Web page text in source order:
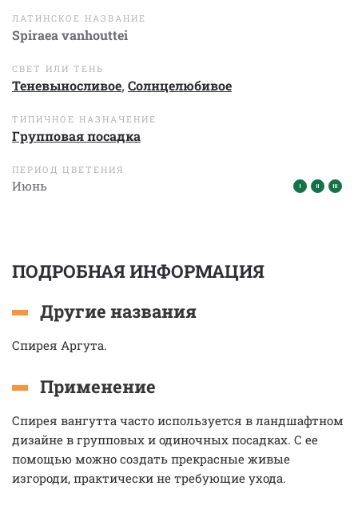
ЛАТИНСКОЕ НАЗВАНИЕ
Spiraea vanhouttei
СВЕТ ИЛИ ТЕНЬ
Теневыносливое, Солнцелюбивое
ТИПИЧНОЕ НАЗНАЧЕНИЕ
Групповая посадка
ПЕРИОД ЦВЕТЕНИЯ
Июнь
ПОДРОБНАЯ ИНФОРМАЦИЯ
Другие названия
Спирея Аргута.
Применение
Спирея вангутта часто используется в ландшафтном
дизайне в групповых и одиночных посадках. С ее
помощью можно создать прекрасные живые
изгороди, практически не требующие ухода.